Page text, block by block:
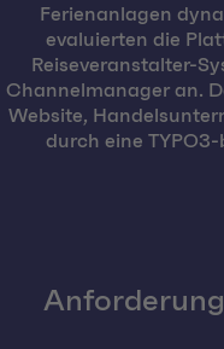
Ferienanlagen
evaluierten die
Reiseveranstalter-
Channelmanager an.
Website,
durch eine